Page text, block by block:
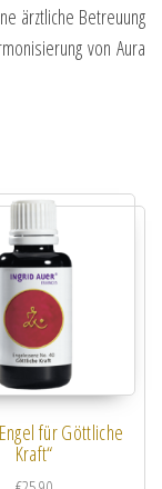
ärztliche Betreuung
von Aura
für Göttliche
Kraft“